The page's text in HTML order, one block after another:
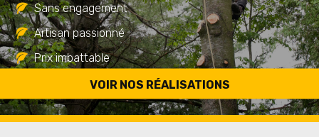
VOIR NOS RÉALISATIONS
Sans engagement
Artisan passionné
Prix imbattable
Travail de qualité